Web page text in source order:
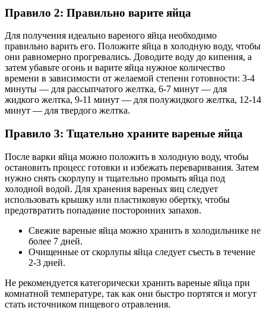
Правило 2: Правильно варите яйца
Для получения идеально вареного яйца необходимо
правильно варить его. Положите яйца в холодную воду, чтобы
они равномерно прогревались. Доводите воду до кипения, а
затем убавьте огонь и варите яйца нужное количество
времени в зависимости от желаемой степени готовности: 3-4
минуты — для рассыпчатого желтка, 6-7 минут — для
жидкого желтка, 9-11 минут — для полужидкого желтка, 12-14
минут — для твердого желтка.
Правило 3: Тщательно храните вареные яйца
После варки яйца можно положить в холодную воду, чтобы
остановить процесс готовки и избежать переваривания. Затем
нужно снять скорлупу и тщательно промыть яйца под
холодной водой. Для хранения вареных яиц следует
использовать крышку или пластиковую обертку, чтобы
предотвратить попадание посторонних запахов.
Свежие вареные яйца можно хранить в холодильнике не
более 7 дней.
Очищенные от скорлупы яйца следует съесть в течение
2-3 дней.
Не рекомендуется категорически хранить вареные яйца при
комнатной температуре, так как они быстро портятся и могут
стать источником пищевого отравления.